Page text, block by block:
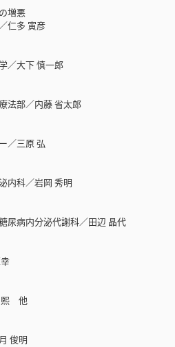
増悪
仁多 寅彦
／大下 慎一郎
法部／内藤 省太郎
／三原 弘
内科／岩岡 秀明
尿病内分泌代謝科／田辺 晶代
熙 他
俊明